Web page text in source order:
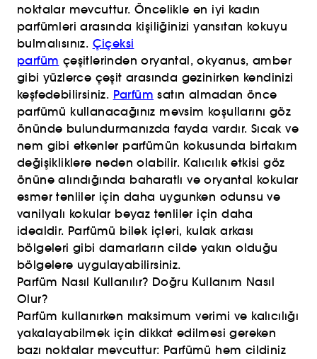
noktalar mevcuttur. Öncelikle en iyi kadın
parfümleri arasında kişiliğinizi yansıtan kokuyu
bulmalısınız. Çiçeksi
parfüm çeşitlerinden oryantal, okyanus, amber
gibi yüzlerce çeşit arasında gezinirken kendinizi
keşfedebilirsiniz. Parfüm satın almadan önce
parfümü kullanacağınız mevsim koşullarını göz
önünde bulundurmanızda fayda vardır. Sıcak ve
nem gibi etkenler parfümün kokusunda birtakım
değişikliklere neden olabilir. Kalıcılık etkisi göz
önüne alındığında baharatlı ve oryantal kokular
esmer tenliler için daha uygunken odunsu ve
vanilyalı kokular beyaz tenliler için daha
idealdir. Parfümü bilek içleri, kulak arkası
bölgeleri gibi damarların cilde yakın olduğu
bölgelere uygulayabilirsiniz.
Parfüm Nasıl Kullanılır? Doğru Kullanım Nasıl
Olur?
Parfüm kullanırken maksimum verimi ve kalıcılığı
yakalayabilmek için dikkat edilmesi gereken
bazı noktalar mevcuttur: Parfümü hem cildiniz